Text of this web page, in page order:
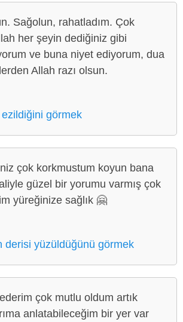
Sağolun, rahatladım. Çok
her şeyin dediğiniz gibi
ve buna niyet ediyorum, dua
Allah razı olsun.
görmek
çok korkmustum koyun bana
güzel bir yorumu varmış çok
yüreğinize sağlık 🤗
derisi yüzüldüğünü görmek
çok mutlu oldum artık
anlatabileceğim bir yer var